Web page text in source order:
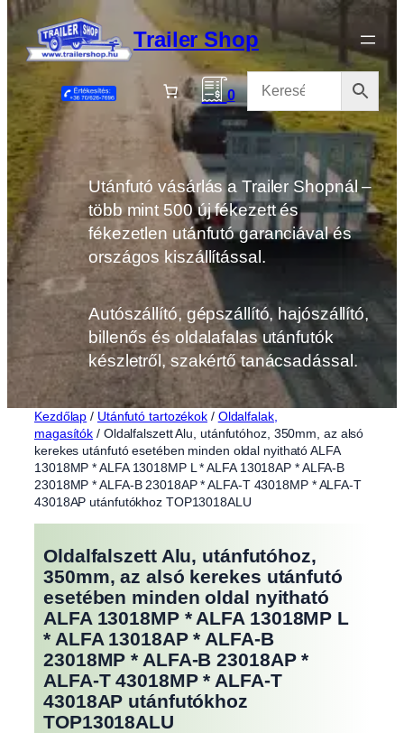
Ugrás
a
tartalomhoz
Trailer Shop
0
Utánfutó vásárlás a Trailer Shopnál –
több mint 500 új fékezett és
fékezetlen utánfutó garanciával és
országos kiszállítással.
Autószállító, gépszállító, hajószállító,
billenős és oldalafalas utánfutók
készletről, szakértő tanácsadással.
Kezdőlap / Utánfutó tartozékok / Oldalfalak,
magasítók / Oldalfalszett Alu, utánfutóhoz, 350mm, az alsó
kerekes utánfutó esetében minden oldal nyitható ALFA
13018MP * ALFA 13018MP L * ALFA 13018AP * ALFA-B
23018MP * ALFA-B 23018AP * ALFA-T 43018MP * ALFA-T
43018AP utánfutókhoz TOP13018ALU
Oldalfalszett Alu, utánfutóhoz,
350mm, az alsó kerekes utánfutó
esetében minden oldal nyitható
ALFA 13018MP * ALFA 13018MP L
* ALFA 13018AP * ALFA-B
23018MP * ALFA-B 23018AP *
ALFA-T 43018MP * ALFA-T
43018AP utánfutókhoz
TOP13018ALU